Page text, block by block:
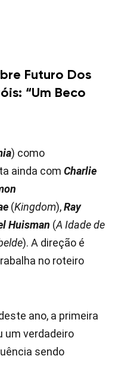
Futuro Dos
“Um Beco
) como
ainda com Charlie
(Kingdom),Ray
Huisman (A Idade de
). A direção é
no roteiro
ano, a primeira
um verdadeiro
sendo